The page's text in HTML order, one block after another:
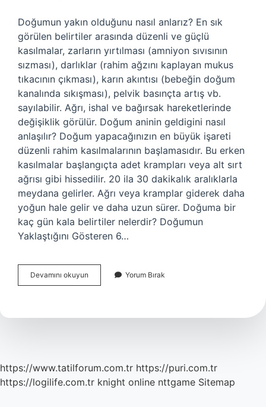
Doğumun yakın olduğunu nasıl anlarız? En sık
görülen belirtiler arasında düzenli ve güçlü
kasılmalar, zarların yırtılması (amniyon sıvısının
sızması), darlıklar (rahim ağzını kaplayan mukus
tıkacının çıkması), karın akıntısı (bebeğin doğum
kanalında sıkışması), pelvik basınçta artış vb.
sayılabilir. Ağrı, ishal ve bağırsak hareketlerinde
değişiklik görülür. Doğum aninin geldigini nasıl
anlaşılır? Doğum yapacağınızın en büyük işareti
düzenli rahim kasılmalarının başlamasıdır. Bu erken
kasılmalar başlangıçta adet krampları veya alt sırt
ağrısı gibi hissedilir. 20 ila 30 dakikalık aralıklarla
meydana gelirler. Ağrı veya kramplar giderek daha
yoğun hale gelir ve daha uzun sürer. Doğuma bir
kaç gün kala belirtiler nelerdir? Doğumun
Yaklaştığını Gösteren 6…
Devamını okuyun
Doğumun
Anlarız
Yorum Bırak
https://www.tatilforum.com.tr https://puri.com.tr
https://logilife.com.tr knight online nttgame Sitemap